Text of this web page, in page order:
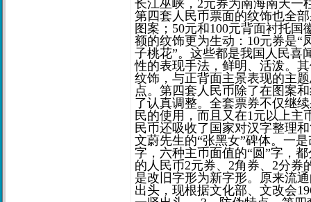
长江巫峡，2元券为南海南天一
第四套人民币票面的纹饰也全
图案；50元和100元背面衬托
额的纹饰更为生动：10元券是“
子桃花”。这些都是我国人民喜
性的表现手法，鲜明、活泼。
纹饰，与正背面主景表现的主
点。第四套人民币除了在图案
了认真调整。全套票券不仅继
民的使用，而且又在1元以上
民币还吸收了国家对汉字整理
文蔚先生的“张黑女”碑体。一
字，六种主币面值的“圆”字，
的人民币2元券、2角券、2分券
是改旧字形为新字形。原来流
出头，现根据文化部、文改会